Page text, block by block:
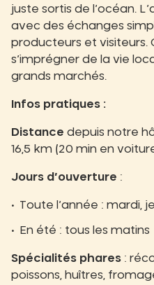
juste sortis de l’océan.
avec des échanges
producteurs et visiteurs.
s’imprégner de la vie
grands marchés.
Infos pratiques :
Distance depuis notre
16,5 km (20 min en
Jours d’ouverture :
Toute l’année : mardi,
En été : tous les matins
Spécialités phares :
poissons, huîtres,